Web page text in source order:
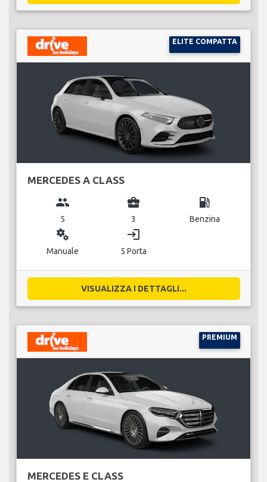
ELITE COMPATTA
MERCEDES A CLASS
group
5
business_center
3
local_gas_station
Benzina
miscellaneous_services
Manuale
login
5 Porta
VISUALIZZA I DETTAGLI...
PREMIUM
MERCEDES E CLASS